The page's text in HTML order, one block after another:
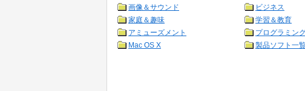
画像＆サウンド
ビジネス
家庭＆趣味
学習＆教育
アミューズメント
プログラミン
Mac OS X
製品ソフト一